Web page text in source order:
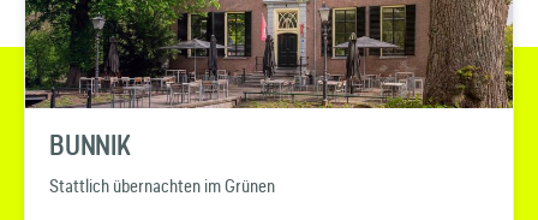
BUNNIK
Stattlich übernachten im Grünen